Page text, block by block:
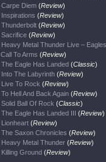
Carpe Diem (Review)
Inspirations (Review)
Thunderbolt (Review)
Sacrifice (Review)
Heavy Metal Thunder Live –
Call To Arms (Review)
The Eagle Has Landed (Classic)
Into The Labyrinth (Review)
Live To Rock (Review)
To Hell And Back Again (Review)
Solid Ball Of Rock (Classic)
The Eagle Has Landed III (Review)
Lionheart (Review)
The Saxon Chronicles (Review)
Heavy Metal Thunder (Review)
Killing Ground (Review)